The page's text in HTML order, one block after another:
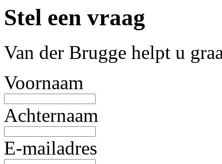
Stel een vraag
Van der Brugge helpt u
Voornaam
Achternaam
E-mailadres